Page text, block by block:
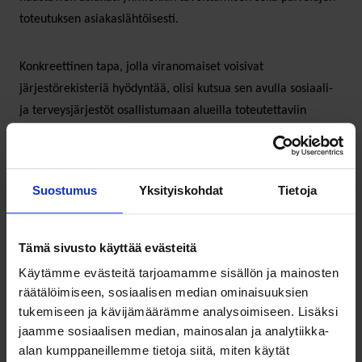
Suostumus Yksityiskohdat Tietoja
Tämä sivusto käyttää evästeitä
Käytämme evästeitä tarjoamamme sisällön ja mainosten
räätälöimiseen, sosiaalisen median ominaisuuksien
tukemiseen ja kävijämäärämme analysoimiseen. Lisäksi
jaamme sosiaalisen median, mainosalan ja analytiikka-
alan kumppaneillemme tietoja siitä, miten käytät
toteutuksen asiakaslähtöisesti.
Konkreettinen tapa, jolla viranomaiset voisivat
järjestörekisteriä hyödyntää, olisi kutsua sen avulla sosiaali-
ja terveysjärjestöt osallistumaan alueilla toteutettaviin
koulutuksiin ja harjoituksiin. Hyvinvointialueille sopiva
etenemistapa voisi olla harjoitusskenaarioihin sopivien
Esimerkiksi karttaharjoituksena toteutettava valmiusharjoitus
sekä viranomaisille että järjestöille.
Sote-järjestöjen rooli
kokonaisturvallisuuden